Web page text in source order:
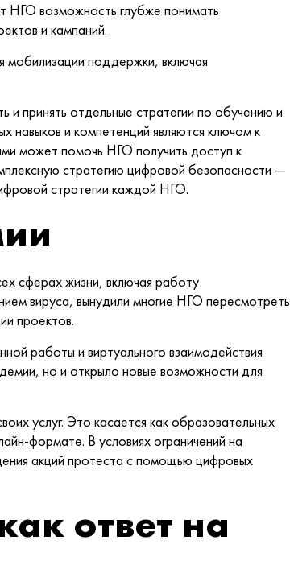
НГО возможность глубже понимать
и кампаний.
мобилизации поддержки, включая
принять отдельные стратегии по обучению и
навыков и компетенций являются ключом к
может помочь НГО получить доступ к
стратегию цифровой безопасности —
стратегии каждой НГО.
сферах жизни, включая работу
вируса, вынудили многие НГО пересмотреть
проектов.
работы и виртуального взаимодействия
но и открыло новые возможности для
услуг. Это касается как образовательных
формате. В условиях ограничений на
акций протеста с помощью цифровых
ответ на